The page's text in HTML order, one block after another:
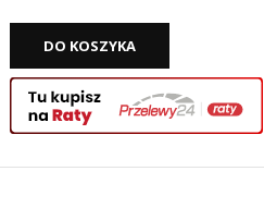
DO KOSZYKA